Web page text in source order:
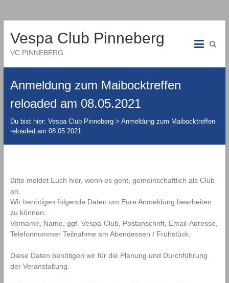
Vespa Club Pinneberg
VC PINNEBERG
Anmeldung zum Maibocktreffen
reloaded am 08.05.2021
Du bist hier: Vespa Club Pinneberg> Anmeldung zum Maibocktreffen
reloaded am 08.05.2021
Bitte meldet Euch hier, wenn es geht, gemeinschaftlich als Club
an.
Wir benötigen folgende Daten um Eure Anmeldung bearbeiten
zu können:
Vorname, Name, ggf. Vespa-Club, Postanschrift, Email-Adresse,
Telefonnummer Teilnahme am Abendessen / Frühstück.
Diese Daten benötigen wir für die Planung und Durchführung
der Veranstaltung.